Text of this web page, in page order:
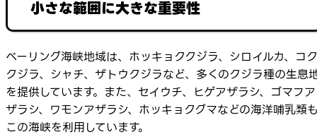
小さな範囲に大きな重要性
ベーリング海峡地域は、ホッキョククジラ、シロイルカ、コク
クジラ、シャチ、ザトウクジラなど、多くのクジラ種の生息
を提供しています。また、セイウチ、ヒゲアザラシ、ゴマフア
ザラシ、ワモンアザラシ、ホッキョクグマなどの海洋哺乳類
この海峡を利用しています。